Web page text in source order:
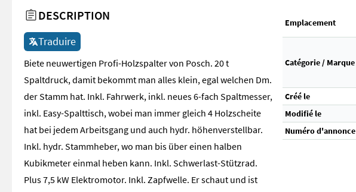
DESCRIPTION
Traduire
Biete neuwertigen Profi-Holzspalter von Posch. 20 t
Spaltdruck, damit bekommt man alles klein, egal welchen Dm.
der Stamm hat. Inkl. Fahrwerk, inkl. neues 6-fach Spaltmesser,
inkl. Easy-Spalttisch, wobei man immer gleich 4 Holzscheite
hat bei jedem Arbeitsgang und auch hydr. höhenverstellbar.
Inkl. hydr. Stammheber, wo man bis über einen halben
Kubikmeter einmal heben kann. Inkl. Schwerlast-Stützrad.
Plus 7,5 kW Elektromotor. Inkl. Zapfwelle. Er schaut und ist
Emplacement
Catégorie / Marque
Créé le
Modifié le
Numéro d'annonce